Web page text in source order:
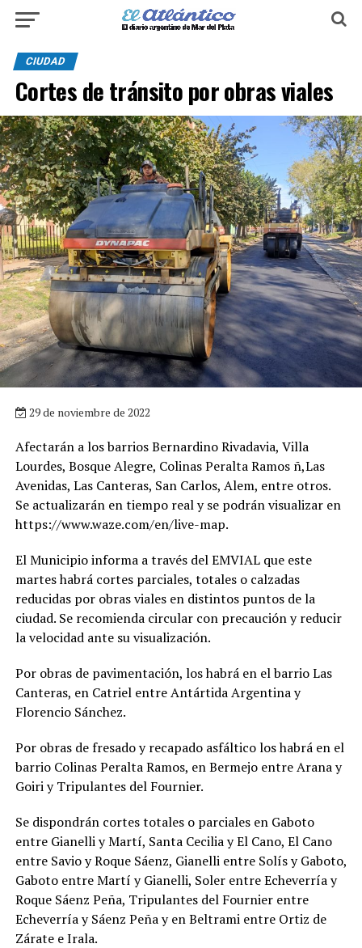
CIUDAD
Cortes de tránsito por obras viales
29 de noviembre de 2022
Afectarán a los barrios Bernardino Rivadavia, Villa
Lourdes, Bosque Alegre, Colinas Peralta Ramos ñ,Las
Avenidas, Las Canteras, San Carlos, Alem, entre otros.
Se actualizarán en tiempo real y se podrán visualizar en
https://www.waze.com/en/live-map.
El Municipio informa a través del EMVIAL que este
martes habrá cortes parciales, totales o calzadas
reducidas por obras viales en distintos puntos de la
ciudad. Se recomienda circular con precaución y reducir
la velocidad ante su visualización.
Por obras de pavimentación, los habrá en el barrio Las
Canteras, en Catriel entre Antártida Argentina y
Florencio Sánchez.
Por obras de fresado y recapado asfáltico los habrá en el
barrio Colinas Peralta Ramos, en Bermejo entre Arana y
Goiri y Tripulantes del Fournier.
Se dispondrán cortes totales o parciales en Gaboto
entre Gianelli y Martí, Santa Cecilia y El Cano, El Cano
entre Savio y Roque Sáenz, Gianelli entre Solís y Gaboto,
Gaboto entre Martí y Gianelli, Soler entre Echeverría y
Roque Sáenz Peña, Tripulantes del Fournier entre
Echeverría y Sáenz Peña y en Beltrami entre Ortiz de
Zárate e Irala.